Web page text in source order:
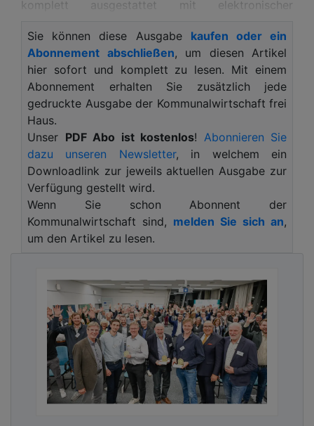
komplett ausgestattet mit elektronischer
integriertem Vorlagebehälter und Zubringerpumpe.
Die kompakte Regenwasserzentrale verfügt über
zwei leistungsstarke Edelstahlkreiselpumpen und
eine elektronische Steuerung, die den Füllstand im
Regenspeicher reguliert und eine bedarfsgerechte
Trinkwassernachspeisung gemäß DIN EN 1717
sicherstellt. Die Pumpen ermöglichen einen
maximalen Volumenstrom von bis zu 16 m3/h und
eine Förderhöhe von bis zu 30 m. Ein zentraler
Vorlagebehälter mit einem Volumen von 160 Litern
und die Option auf eine zusätzliche
Zubringerpumpe für größere Höhenunterschiede
integrierte Frequenzumrichter ermöglichen eine
exakte Anpassung der Pumpendrehzahl und
machen die Anlage besonders energieeffizient. Der
freie Auslauf nach DIN EN 13076 Typ AA garantiert
höchste Trinkwasserhygiene. Kompakte Bauweise
und einfache Installation machen den Tano XL zu
einer zuverlässigen und ressourcenschonenden
Lösung für die Regenwassernutzung in großen
Sie können diese Ausgabe kaufen oder ein
Abonnement abschließen, um diesen Artikel
hier sofort und komplett zu lesen. Mit einem
Abonnement erhalten Sie zusätzlich jede
gedruckte Ausgabe der Kommunalwirtschaft frei
Haus.
Unser PDF Abo ist kostenlos! Abonnieren Sie
dazu unseren Newsletter, in welchem ein
Downloadlink zur jeweils aktuellen Ausgabe zur
Verfügung gestellt wird.
Wenn Sie schon Abonnent der
Kommunalwirtschaft sind, melden Sie sich an,
um den Artikel zu lesen.